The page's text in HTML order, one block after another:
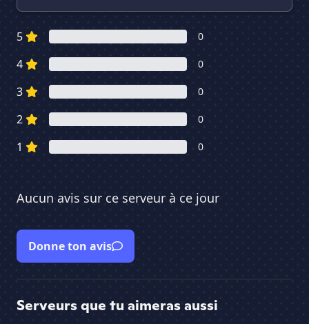
5 0
4 0
3 0
2 0
1 0
Aucun avis sur ce serveur à ce jour
Donne ton avis
Serveurs que tu aimeras aussi